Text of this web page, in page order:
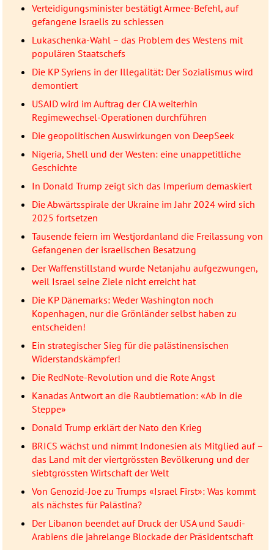
Verteidigungsminister bestätigt Armee-Befehl, auf
gefangene Israelis zu schiessen
Lukaschenka-Wahl – das Problem des Westens mit
populären Staatschefs
Die KP Syriens in der Illegalität: Der Sozialismus wird
demontiert
USAID wird im Auftrag der CIA weiterhin
Regimewechsel-Operationen durchführen
Die geopolitischen Auswirkungen von DeepSeek
Nigeria, Shell und der Westen: eine unappetitliche
Geschichte
In Donald Trump zeigt sich das Imperium demaskiert
Die Abwärtsspirale der Ukraine im Jahr 2024 wird sich
2025 fortsetzen
Tausende feiern im Westjordanland die Freilassung von
Gefangenen der israelischen Besatzung
Der Waffenstillstand wurde Netanjahu aufgezwungen,
weil Israel seine Ziele nicht erreicht hat
Die KP Dänemarks: Weder Washington noch
Kopenhagen, nur die Grönländer selbst haben zu
entscheiden!
Ein strategischer Sieg für die palästinensischen
Widerstandskämpfer!
Die RedNote-Revolution und die Rote Angst
Kanadas Antwort an die Raubtiernation: «Ab in die
Steppe»
Donald Trump erklärt der Nato den Krieg
BRICS wächst und nimmt Indonesien als Mitglied auf –
das Land mit der viertgrössten Bevölkerung und der
siebtgrössten Wirtschaft der Welt
Von Genozid-Joe zu Trumps «Israel First»: Was kommt
als nächstes für Palästina?
Der Libanon beendet auf Druck der USA und Saudi-
Arabiens die jahrelange Blockade der Präsidentschaft